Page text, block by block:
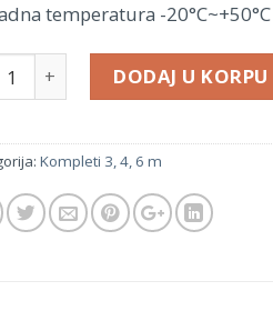
temperatura -20°C~+50°C
DODAJ U KORPU
Kompleti 3, 4, 6 m